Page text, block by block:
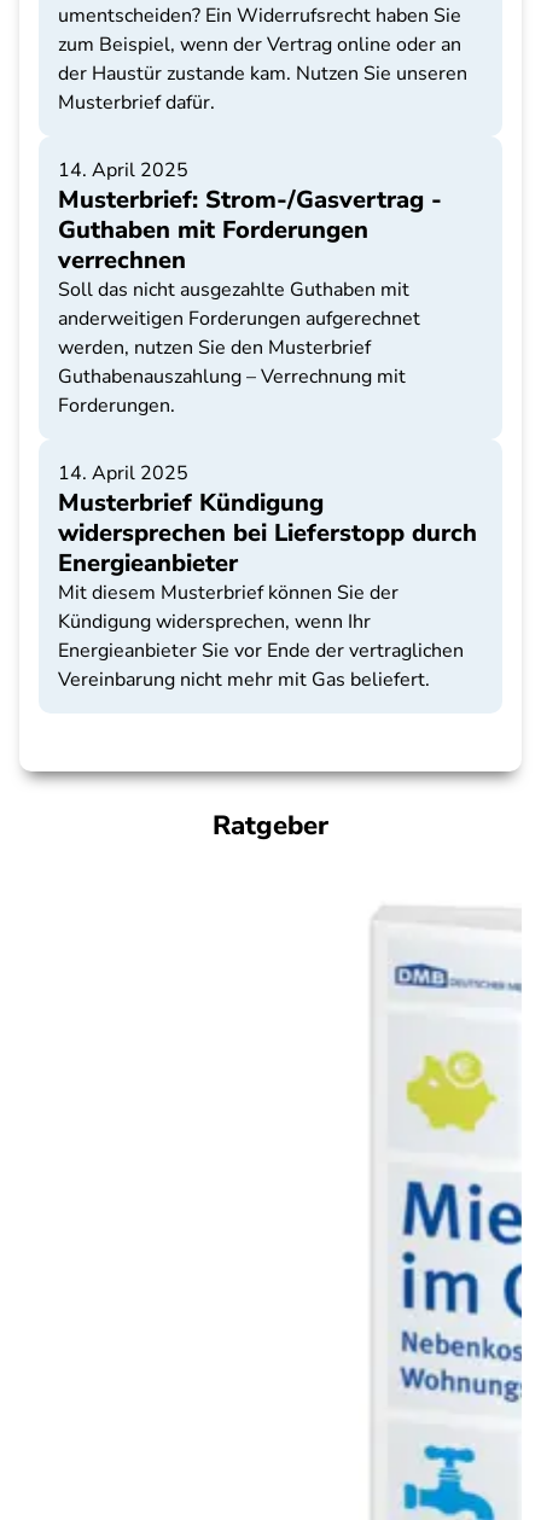
umentscheiden? Ein Widerrufsrecht haben Sie
zum Beispiel, wenn der Vertrag online oder an
der Haustür zustande kam. Nutzen Sie unseren
Musterbrief dafür.
14. April 2025
Musterbrief: Strom-/Gasvertrag -
Guthaben mit Forderungen
verrechnen
Soll das nicht ausgezahlte Guthaben mit
anderweitigen Forderungen aufgerechnet
werden, nutzen Sie den Musterbrief
Guthabenauszahlung – Verrechnung mit
Forderungen.
14. April 2025
Musterbrief Kündigung
widersprechen bei Lieferstopp durch
Energieanbieter
Mit diesem Musterbrief können Sie der
Kündigung widersprechen, wenn Ihr
Energieanbieter Sie vor Ende der vertraglichen
Vereinbarung nicht mehr mit Gas beliefert.
Ratgeber